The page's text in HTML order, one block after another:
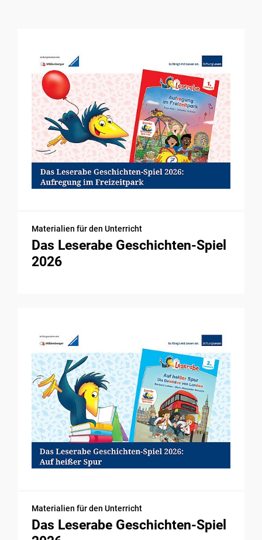
Materialien für den Unterricht
Das Leserabe Geschichten-Spiel
2026
Materialien für den Unterricht
Das Leserabe Geschichten-Spiel